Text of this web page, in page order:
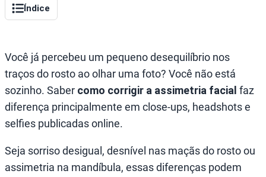
Índice
Você já percebeu um pequeno desequilíbrio nos
traços do rosto ao olhar uma foto? Você não está
sozinho. Saber como corrigir a assimetria facial faz
diferença principalmente em close-ups, headshots e
selfies publicadas online.
Seja sorriso desigual, desnível nas maçãs do rosto ou
assimetria na mandíbula, essas diferenças podem